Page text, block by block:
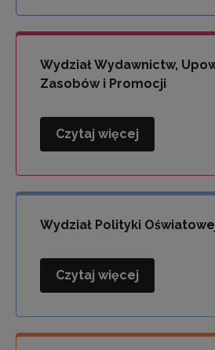
Językowych
i
Międzynarodowej
Wydział Wydawnictw,
Zasobów i Promocji
Wydział
Upowszechniania
Zasobów
Promocji
Czytaj więcej
Wydział Polityki
Wydział
Oświatowej
i
Czytaj więcej